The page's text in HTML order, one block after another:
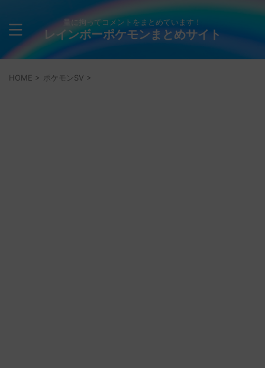
量に拘ってコメントをまとめています！
レインボーポケモンまとめサイト
HOME > ポケモンSV >